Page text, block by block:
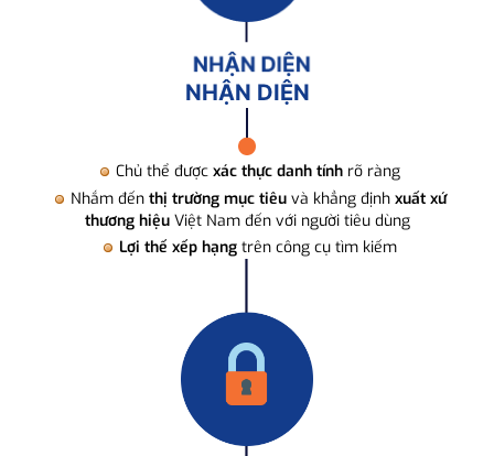
NHẬN DIỆN
Chủ thể được xác thực danh tính rõ ràng
Nhắm đến thị trường mục tiêuvà khẳng định xuất xứ
thương hiệuViệt Nam đến với người tiêu dùng
Lợi thế xếp hạng trên công cụ tìm kiếm